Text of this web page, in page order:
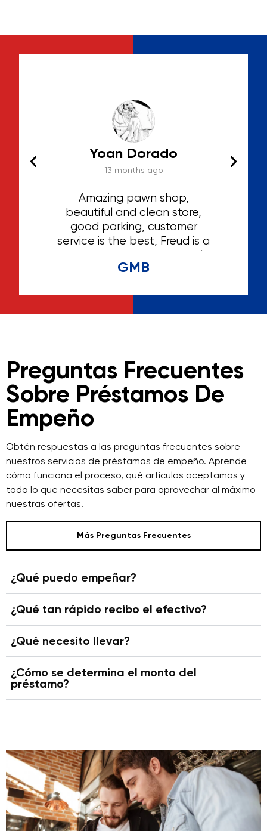
Amazing pawn shop,
beautiful and clean store,
good parking, customer
service is the best, Freud is a
great person and extremely
helpful and caring, he knows
Yoan Dorado
13 months ago
GMB
Preguntas Frecuentes
Sobre Préstamos De
Empeño
Obtén respuestas a las preguntas frecuentes sobre
nuestros servicios de préstamos de empeño. Aprende
cómo funciona el proceso, qué artículos aceptamos y
todo lo que necesitas saber para aprovechar al máximo
nuestras ofertas.
Más Preguntas Frecuentes
¿Qué puedo empeñar?
¿Qué tan rápido recibo el efectivo?
¿Qué necesito llevar?
¿Cómo se determina el monto del
préstamo?